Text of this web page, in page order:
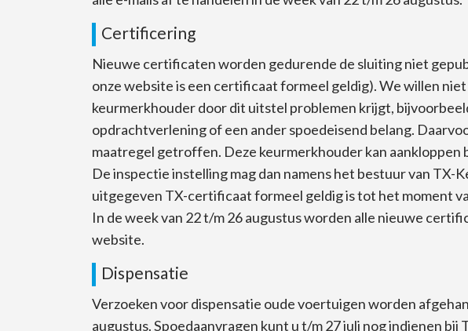
Certificering
Nieuwe certificaten worden gedurende de sluiting niet
onze website is een certificaat formeel geldig). We willen
keurmerkhouder door dit uitstel problemen krijgt,
opdrachtverlening of een ander spoedeisend belang.
maatregel getroffen. Deze keurmerkhouder kan aankloppen
De inspectie instelling mag dan namens het bestuur van TX-
uitgegeven TX-certificaat formeel geldig is tot het moment
In de week van 22 t/m 26 augustus worden alle nieuwe
website.
Dispensatie
Verzoeken voor dispensatie oude voertuigen worden
augustus. Spoedaanvragen kunt u t/m 27 juli nog indienen bij